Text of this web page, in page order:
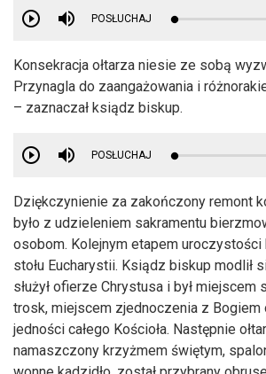
POSŁUCHAJ
Konsekracja ołtarza niesie ze sobą
Przynagla do zaangażowania i
– zaznaczał ksiądz biskup.
POSŁUCHAJ
Dziękczynienie za zakończony remont
było z udzieleniem sakramentu
osobom. Kolejnym etapem uroczystości
stołu Eucharystii. Ksiądz biskup modlił
służył ofierze Chrystusa i był miejscem
trosk, miejscem zjednoczenia z Bogiem
jedności całego Kościoła. Następnie
namaszczony krzyżmem świętym,